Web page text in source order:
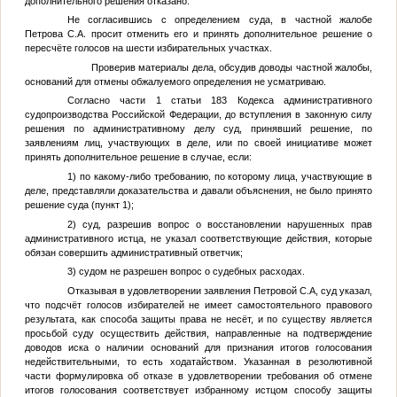
Не согласившись с определением суда, в частной жалобе
Петрова С.А. просит отменить его и принять дополнительное решение о
пересчёте голосов на шести избирательных участках.
Проверив материалы дела, обсудив доводы частной жалобы,
оснований для отмены обжалуемого определения не усматриваю.
Согласно части 1 статьи 183 Кодекса административного
судопроизводства Российской Федерации, до вступления в законную силу
решения по административному делу суд, принявший решение, по
заявлениям лиц, участвующих в деле, или по своей инициативе может
принять дополнительное решение в случае, если:
1) по какому-либо требованию, по которому лица, участвующие в
деле, представляли доказательства и давали объяснения, не было принято
решение суда (пункт 1);
2) суд, разрешив вопрос о восстановлении нарушенных прав
административного истца, не указал соответствующие действия, которые
обязан совершить административный ответчик;
3) судом не разрешен вопрос о судебных расходах.
Отказывая в удовлетворении заявленияПетровой С.А , суд указал,
что подсчёт голосов избирателей не имеет самостоятельного правового
результата, как способа защиты права не несёт, и по существу является
просьбой суду осуществить действия, направленные на подтверждение
доводов иска о наличии оснований для признания итогов голосования
недействительными, то есть ходатайством. Указанная в резолютивной
части формулировка об отказе в удовлетворении требования об отмене
итогов голосования соответствует избранному истцом способу защиты